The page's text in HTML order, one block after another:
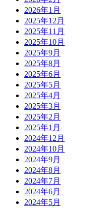
2026年1月
2025年12月
2025年11月
2025年10月
2025年9月
2025年8月
2025年6月
2025年5月
2025年4月
2025年3月
2025年2月
2025年1月
2024年12月
2024年10月
2024年9月
2024年8月
2024年7月
2024年6月
2024年5月